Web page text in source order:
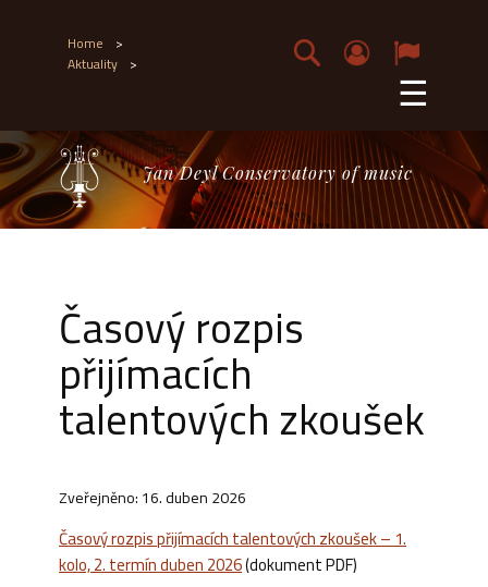
Home >
Aktuality > ☰
Jan Deyl Conservatory of music
Časový rozpis
přijímacích
talentových zkoušek
Zveřejněno: 16. duben 2026
Časový rozpis přijímacích talentových zkoušek – 1.
kolo, 2. termín duben 2026(dokument PDF)